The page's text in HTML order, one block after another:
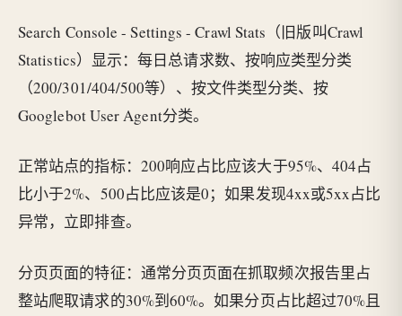
Search Console - Settings - Crawl Stats（旧版叫Crawl
Statistics）显示：每日总请求数、按响应类型分类
（200/301/404/500等）、按文件类型分类、按
Googlebot User Agent分类。
正常站点的指标：200响应占比应该大于95%、404占
比小于2%、500占比应该是0；如果发现4xx或5xx占比
异常，立即排查。
分页页面的特征：通常分页页面在抓取频次报告里占
整站爬取请求的30%到60%。如果分页占比超过70%且